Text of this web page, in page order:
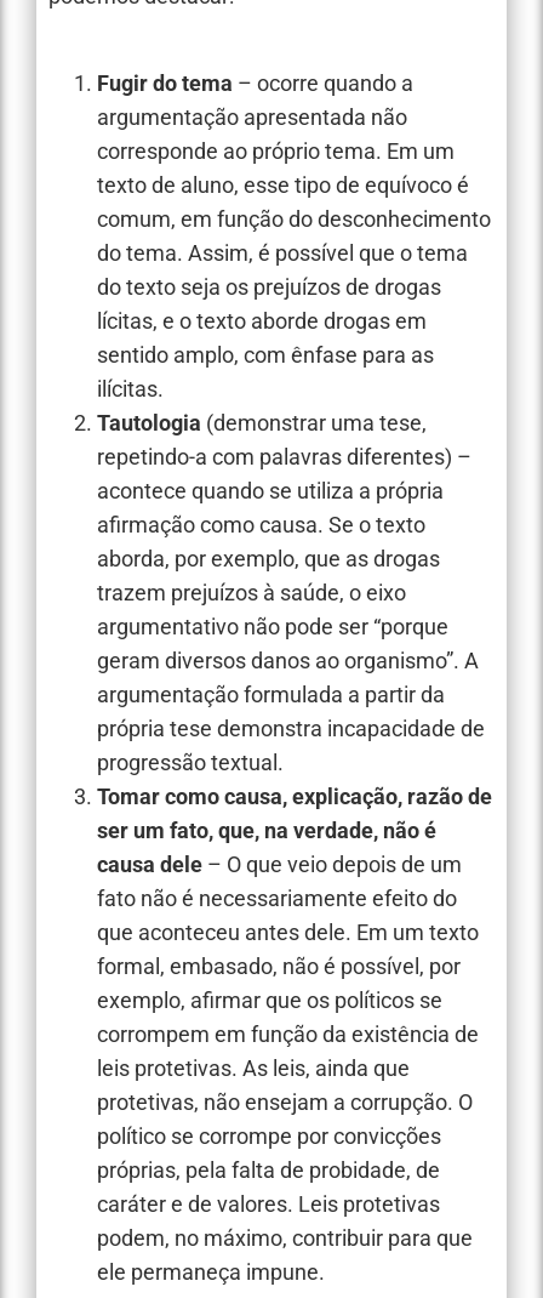
Fugir do tema – ocorre quando a
argumentação apresentada não
corresponde ao próprio tema. Em um
texto de aluno, esse tipo de equívoco é
comum, em função do desconhecimento
do tema. Assim, é possível que o tema
do texto seja os prejuízos de drogas
lícitas, e o texto aborde drogas em
sentido amplo, com ênfase para as
ilícitas.
Tautologia (demonstrar uma tese,
repetindo-a com palavras diferentes) –
acontece quando se utiliza a própria
afirmação como causa. Se o texto
aborda, por exemplo, que as drogas
trazem prejuízos à saúde, o eixo
argumentativo não pode ser “porque
geram diversos danos ao organismo”. A
argumentação formulada a partir da
própria tese demonstra incapacidade de
progressão textual.
Tomar como causa, explicação, razão de
ser um fato, que, na verdade, não é
causa dele – O que veio depois de um
fato não é necessariamente efeito do
que aconteceu antes dele. Em um texto
formal, embasado, não é possível, por
exemplo, afirmar que os políticos se
corrompem em função da existência de
leis protetivas. As leis, ainda que
protetivas, não ensejam a corrupção. O
político se corrompe por convicções
próprias, pela falta de probidade, de
caráter e de valores. Leis protetivas
podem, no máximo, contribuir para que
ele permaneça impune.